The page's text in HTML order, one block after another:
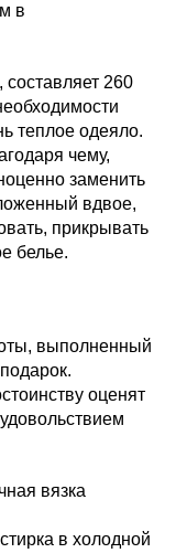
в
260
теплое одеяло.
чему,
заменить
вдвое,
прикрывать
белье.
выполненный
оценят
вязка
в холодной